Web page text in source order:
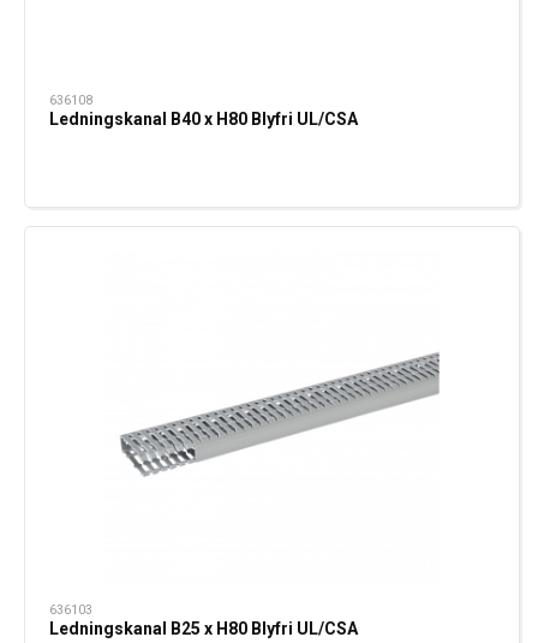
636108
Ledningskanal B40 x H80 Blyfri UL/CSA
636103
Ledningskanal B25 x H80 Blyfri UL/CSA